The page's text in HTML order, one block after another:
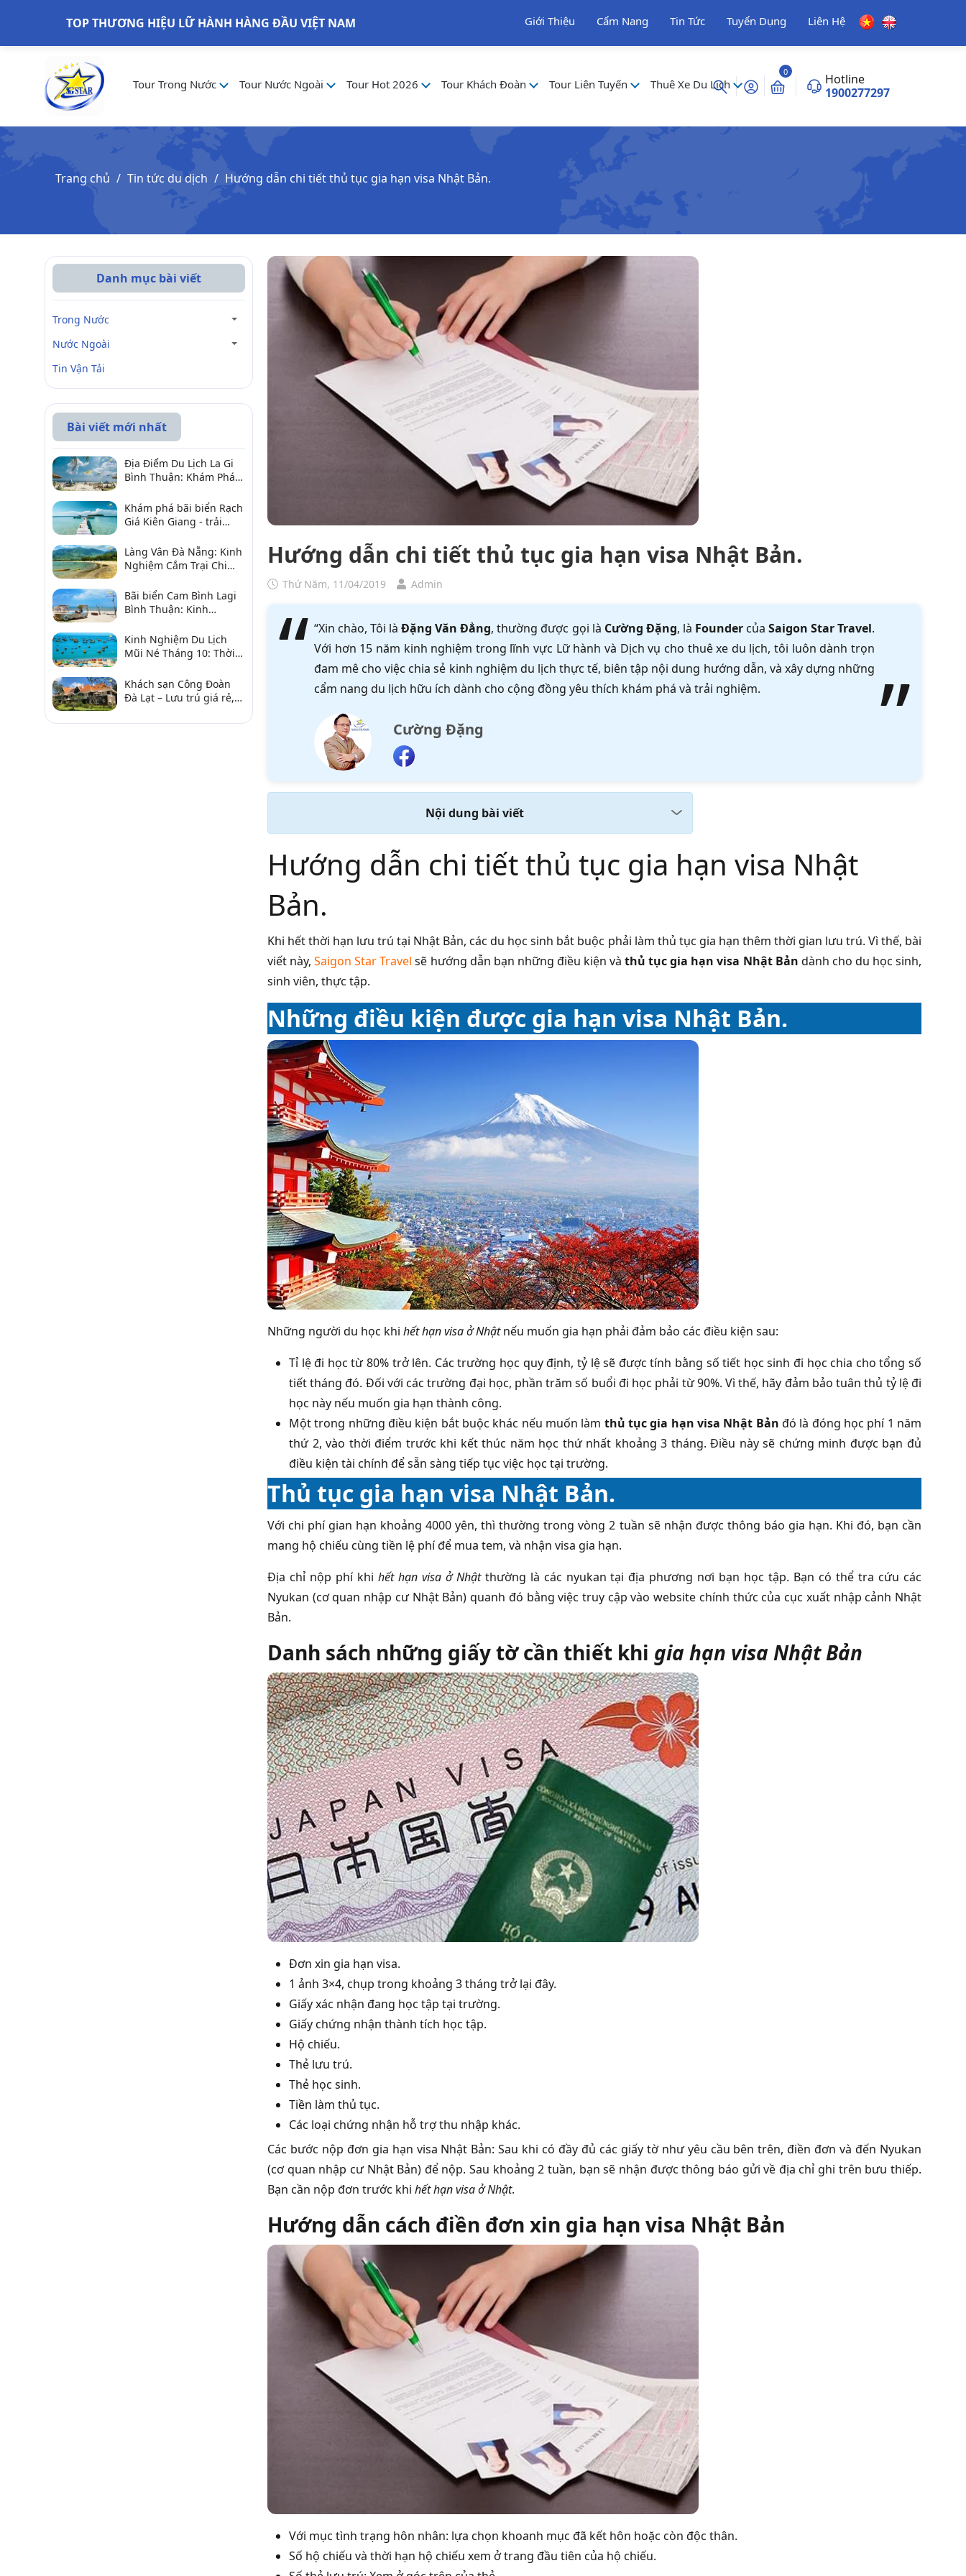
TOP THƯƠNG HIỆU LỮ HÀNH HÀNG ĐẦU VIỆT NAM Giới Thiệu Cẩm Nang Tin Tức Tuyển Dụng Liên Hệ
Tour Trong Nước Tour Nước Ngoài Tour Hot 2026 Tour Khách Đoàn Tour Liên Tuyến Thuê Xe Du Lịch
0
Hotline
1900277297
Trang chủ Tin tức du dịch Hướng dẫn chi tiết thủ tục gia hạn visa Nhật Bản.
Hướng dẫn chi tiết thủ tục gia hạn visa Nhật Bản.
Thứ Năm, 11/04/2019 Admin
“Xin chào, Tôi làĐặng Văn Đẳng, thường được gọi là Cường Đặng, là Foundercủa Saigon Star Travel.
Với hơn 15 năm kinh nghiệm trong lĩnh vực Lữ hành và Dịch vụ cho thuê xe du lịch, tôi luôn dành trọn
đam mê cho việc chia sẻ kinh nghiệm du lịch thực tế, biên tập nội dung hướng dẫn, và xây dựng những
cẩm nang du lịch hữu ích dành cho cộng đồng yêu thích khám phá và trải nghiệm.
Cường Đặng
Nội dung bài viết
Hướng dẫn chi tiết thủ tục gia hạn visa Nhật
Bản.
Khi hết thời hạn lưu trú tại Nhật Bản, các du học sinh bắt buộc phải làm thủ tục gia hạn thêm thời gian lưu trú. Vì thế, bài
viết này,Saigon Star Travel sẽ hướng dẫn bạn những điều kiện vàthủ tục gia hạn visa Nhật Bản dành cho du học sinh,
sinh viên, thực tập.
Những điều kiện được gia hạn visa Nhật Bản.
Những người du học khi hết hạn visa ở Nhậtnếu muốn gia hạn phải đảm bảo các điều kiện sau:
Tỉ lệ đi học từ 80% trở lên. Các trường học quy định, tỷ lệ sẽ được tính bằng số tiết học sinh đi học chia cho tổng số
tiết tháng đó. Đối với các trường đại học, phần trăm số buổi đi học phải từ 90%. Vì thế, hãy đảm bảo tuân thủ tỷ lệ đi
học này nếu muốn gia hạn thành công.
Một trong những điều kiện bắt buộc khác nếu muốn làm thủ tục gia hạn visa Nhật Bản đó là đóng học phí 1 năm
thứ 2, vào thời điểm trước khi kết thúc năm học thứ nhất khoảng 3 tháng. Điều này sẽ chứng minh được bạn đủ
điều kiện tài chính để sẵn sàng tiếp tục việc học tại trường.
Thủ tục gia hạn visa Nhật Bản.
Với chi phí gian hạn khoảng 4000 yên, thì thường trong vòng 2 tuần sẽ nhận được thông báo gia hạn. Khi đó, bạn cần
mang hộ chiếu cùng tiền lệ phí để mua tem, và nhận visa gia hạn.
Địa chỉ nộp phí khi hết hạn visa ở Nhậtthường là các nyukan tại địa phương nơi bạn học tập. Bạn có thể tra cứu các
Nyukan (cơ quan nhập cư Nhật Bản) quanh đó bằng việc truy cập vào website chính thức của cục xuất nhập cảnh Nhật
Bản.
Danh sách những giấy tờ cần thiết khi gia hạn visa Nhật Bản
Đơn xin gia hạn visa.
1 ảnh 3×4, chụp trong khoảng 3 tháng trở lại đây.
Giấy xác nhận đang học tập tại trường.
Giấy chứng nhận thành tích học tập.
Hộ chiếu.
Thẻ lưu trú.
Thẻ học sinh.
Tiền làm thủ tục.
Các loại chứng nhận hỗ trợ thu nhập khác.
Các bước nộp đơn gia hạn visa Nhật Bản: Sau khi có đầy đủ các giấy tờ như yêu cầu bên trên, điền đơn và đến Nyukan
(cơ quan nhập cư Nhật Bản) để nộp. Sau khoảng 2 tuần, bạn sẽ nhận được thông báo gửi về địa chỉ ghi trên bưu thiếp.
Bạn cần nộp đơn trước khi hết hạn visa ở Nhật.
Hướng dẫn cách điền đơn xin gia hạn visa Nhật Bản
Với mục tình trạng hôn nhân: lựa chọn khoanh mục đã kết hôn hoặc còn độc thân.
Số hộ chiếu và thời hạn hộ chiếu xem ở trang đầu tiên của hộ chiếu.
Danh mục bài viết
Trong Nước
Nước Ngoài
Tin Vận Tải
Bài viết mới nhất
Địa Điểm Du Lịch La Gi
Bình Thuận: Khám Phá 6
2026
Khám phá bãi biển Rạch
Giá Kiên Giang - trải
Làng Vân Đà Nẵng: Kinh
Nghiệm Cắm Trại Chi
Bãi biển Cam Bình Lagi
Bình Thuận: Kinh
sản, điểm gần
Kinh Nghiệm Du Lịch
Mũi Né Tháng 10: Thời
Khách sạn Công Đoàn
Đà Lạt – Lưu trú giá rẻ,
Hương